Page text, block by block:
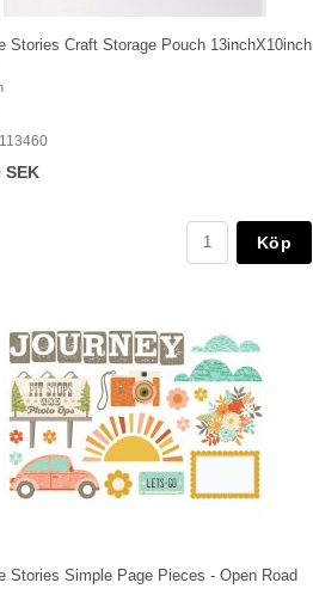
Stories Craft Storage Pouch 13inchX10inch
SEK
Köp
Stories Simple Page Pieces - Open Road